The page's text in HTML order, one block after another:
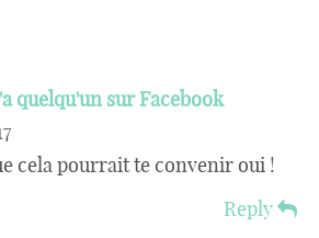
quelqu'un sur Facebook
cela pourrait te convenir oui !
Reply